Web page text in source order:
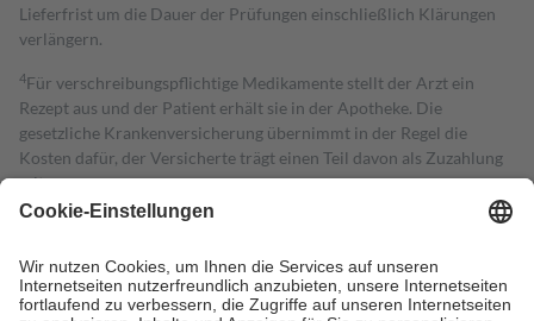
Lieferfrist um die Dauer der Prüfungen einschließlich Klärungen
verlängern.
4Für verschreibungspflichtige Medikamente stellt der Arzt ein
Rezept aus und der Patient erhält sie in der Apotheke. Die
gesetzliche Krankenversicherung übernimmt in der Regel die
Kosten dafür, der Versicherte trägt einen Teil davon als Zuzahlung
mit.
Grundsätzlich leisten Mitglieder Zuzahlungen in Höhe von zehn
höchstens zehn Euro.
Es sind jedoch nie mehr als die tatsächlichen
Kosten der Leistung zu entrichten.
Diese Regeln gelten grundsätzlich auch für Online-Apotheken.